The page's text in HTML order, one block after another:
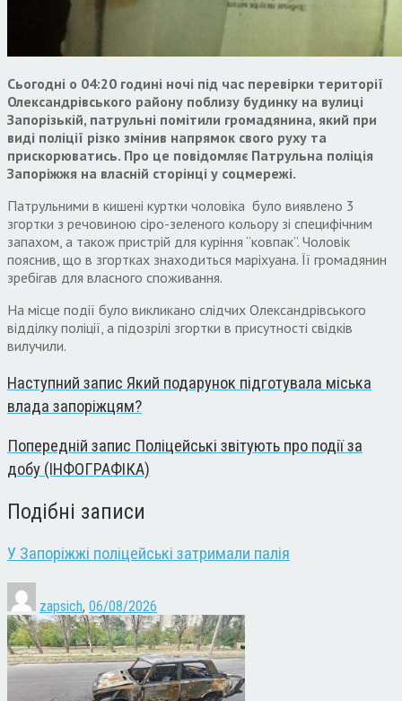
Сьогодні о 04:20 годині ночі під час перевірки території
Олександрівського району поблизу будинку на вулиці
Запорізькій, патрульні помітили громадянина, який при
виді поліції різко змінив напрямок свого руху та
прискорюватись. Про це повідомляє Патрульна поліція
Запоріжжя на власній сторінці у соцмережі.
Патрульними в кишені куртки чоловіка було виявлено 3
згортки з речовиною сіро-зеленого кольору зі специфічним
запахом, а також пристрій для куріння “ковпак”. Чоловік
пояснив, що в згортках знаходиться маріхуана. Її громадянин
зребігав для власного споживання.
На місце події було викликано слідчих Олександрівського
відділку поліції, а підозрілі згортки в присутності свідків
вилучили.
Наступний запис Який подарунок підготувала міська
влада запоріжцям?
Попередній запис Поліцейські звітують про події за
добу (ІНФОГРАФІКА)
Подібні записи
У Запоріжжі поліцейські затримали палія
zapsich, 06/08/2026